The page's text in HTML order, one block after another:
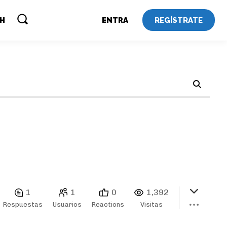
ENTRA REGÍSTRATE
1
Respuestas
1
Usuarios
0
Reactions
1,392
Visitas